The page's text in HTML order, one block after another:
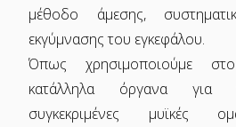
μέθοδο άμεσης,
εκγύμνασης του εγκεφάλου.
Όπως χρησιμοποιούμε
κατάλληλα όργανα για
συγκεκριμένες μυϊκές